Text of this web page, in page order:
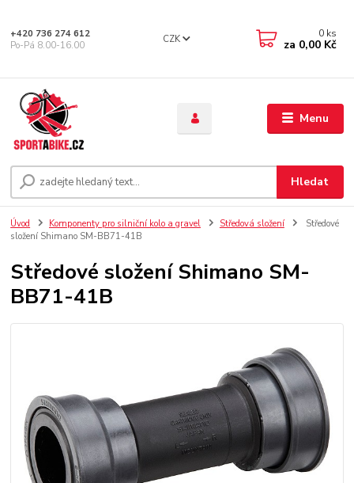
Menu
CZK
Hledat
+420 736 274 612
Po-Pá 8.00-16.00
0 ks
za 0,00 Kč
Úvod Komponenty pro silniční kolo a gravel Středová složení
Středové
složení Shimano SM-BB71-41B
Středové složení Shimano SM-
BB71-41B